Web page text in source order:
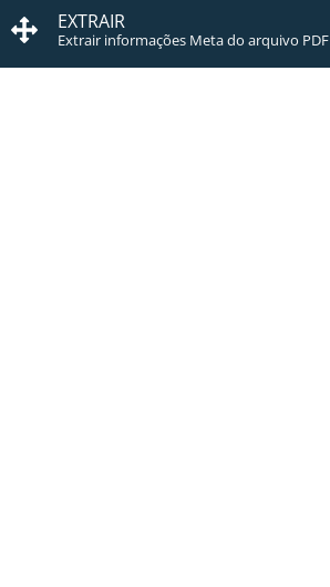
EXTRAIR
Extrair informações Meta do arquivo PDF